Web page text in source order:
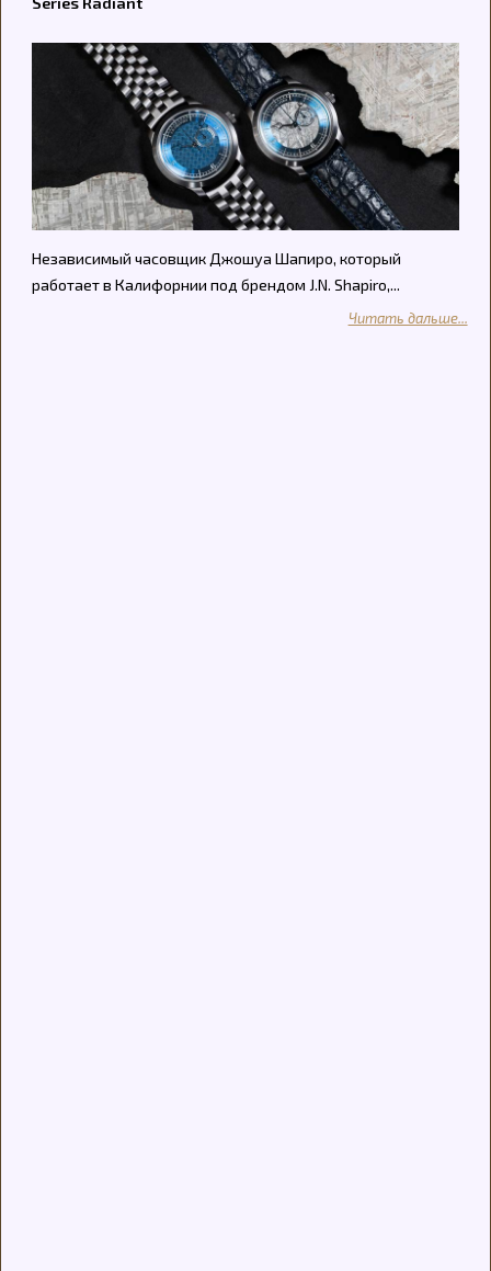
Независимый часовщик Джошуа Шапиро, который
работает в Калифорнии под брендом J.N. Shapiro,...
Читать дальше...